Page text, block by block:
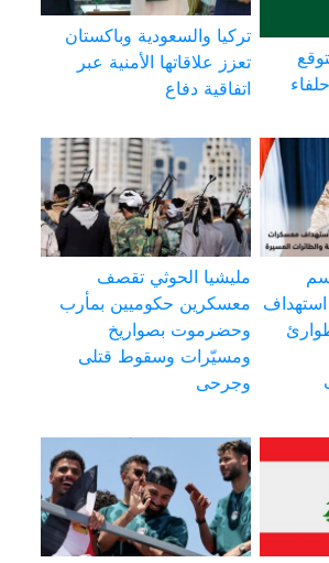
تركيا والسعودية وباكستان
تعزز علاقاتها الأمنية عبر
اتفاقية دفاع
استهداف
مليشيا الحوثي تقصف
معسكرين حكوميين بمأرب
وحضرموت بصواريخ
ومسيّرات وسقوط قتلى
وجرحى